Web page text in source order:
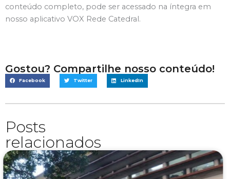
conteúdo completo, pode ser acessado na íntegra em
nosso aplicativo VOX Rede Catedral.
Gostou? Compartilhe nosso conteúdo!
Facebook Twitter LinkedIn
Posts
relacionados